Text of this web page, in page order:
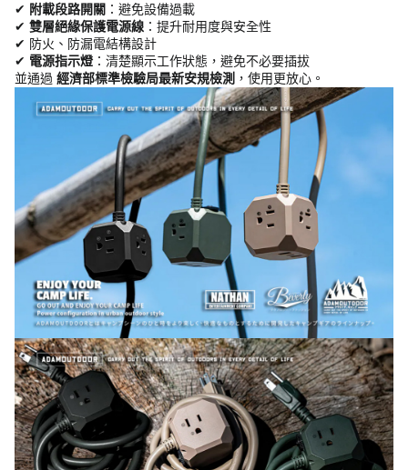
✔ 附載段路開關 ：避免設備過載
✔ 雙層絕緣保護電源線 ：提升耐用度與安全性
✔ 防火、防漏電結構設計
✔ 電源指示燈 ：清楚顯示工作狀態，避免不必要插拔
並通過 經濟部標準檢驗局最新安規檢測 ，使用更放心。